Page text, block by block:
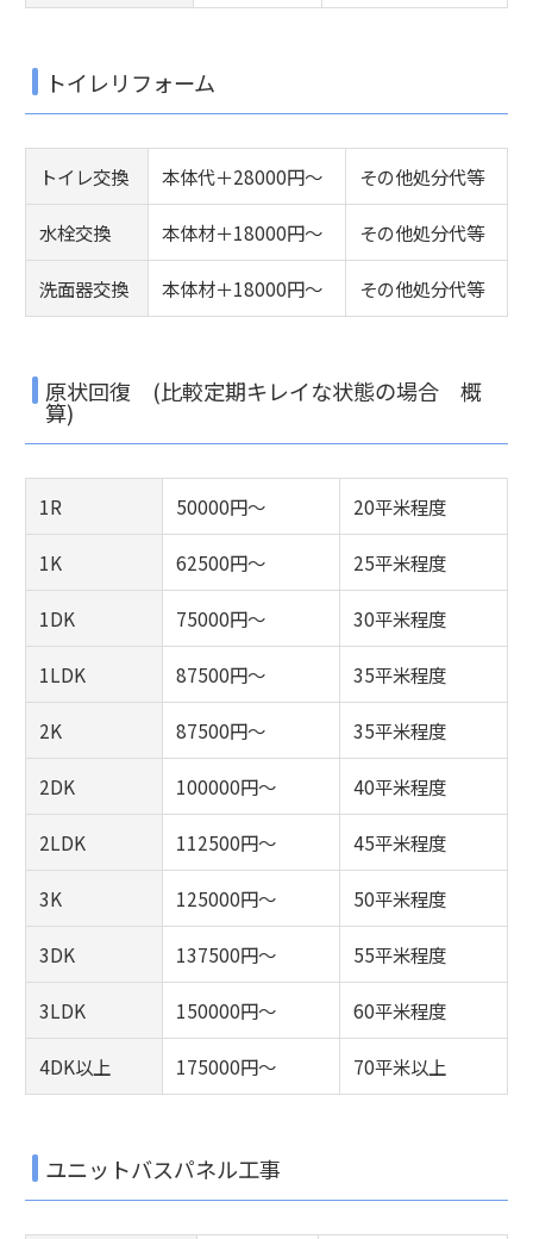
トイレリフォーム
トイレ交換 本体代＋28000円～ その他処分代等
水栓交換 本体材＋18000円～ その他処分代等
洗面器交換 本体材＋18000円～ その他処分代等
原状回復 (比較定期キレイな状態の場合 概
算)
1R 50000円～ 20平米程度
1K 62500円～ 25平米程度
1DK 75000円～ 30平米程度
1LDK 87500円～ 35平米程度
2K 87500円～ 35平米程度
2DK 100000円～ 40平米程度
2LDK 112500円～ 45平米程度
3K 125000円～ 50平米程度
3DK 137500円～ 55平米程度
3LDK 150000円～ 60平米程度
4DK以上 175000円～ 70平米以上
ユニットバスパネル工事